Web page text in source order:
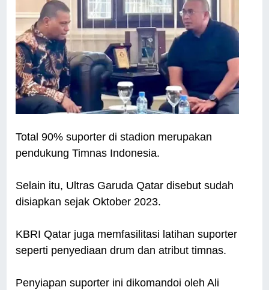
Total 90% suporter di stadion merupakan
pendukung Timnas Indonesia.
Selain itu, Ultras Garuda Qatar disebut sudah
disiapkan sejak Oktober 2023.
KBRI Qatar juga memfasilitasi latihan suporter
seperti penyediaan drum dan atribut timnas.
Penyiapan suporter ini dikomandoi oleh Ali